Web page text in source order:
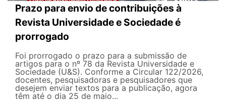
Prazo para envio de contribuições à
Revista Universidade e Sociedade é
prorrogado
Foi prorrogado o prazo para a submissão de
artigos para o nº 78 da Revista Universidade e
Sociedade (U&S). Conforme a Circular 122/2026,
docentes, pesquisadoras e pesquisadores que
desejem enviar textos para a publicação, agora
têm até o dia 25 de maio...